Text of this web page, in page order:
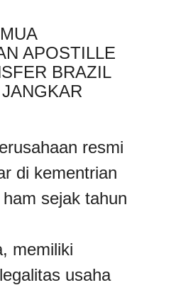
APOSTILLE
BRAZIL
resmi
di kementrian
sejak tahun
memiliki
usaha